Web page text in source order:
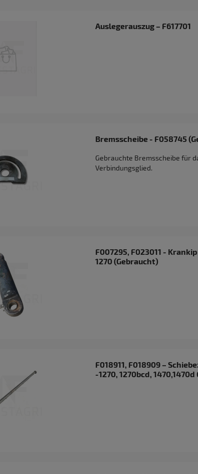
Auslegerauszug – F617701
Bremsscheibe - F058745
Gebrauchte Bremsscheibe für
Verbindungsglied.
F007295, F023011 -
1270 (Gebraucht)
F018911, F018909 –
-1270, 1270bcd,